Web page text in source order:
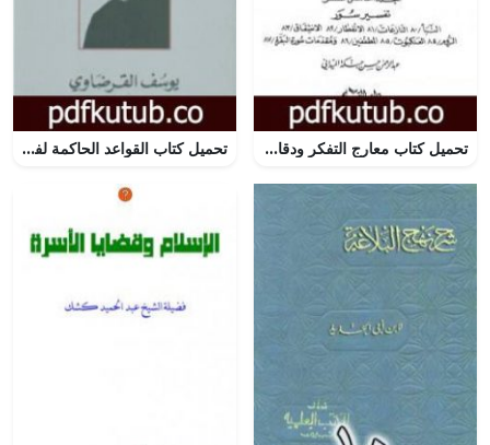
تحميل كتاب معارج التفكر ودقائق التدبر تفسير تدبري للقرآن الكريم – المجلد الخامس عشر PDF تأليف عبد الرحمن حبنكة الميداني مجانا [كامل] تحميل كتاب القواعد الحاكمة لفقه المعاملات PDF تأليف يوسف القرضاوي مجانا [كامل]